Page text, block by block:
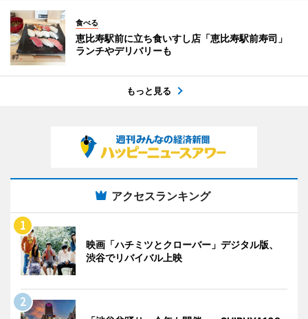
食べる
恵比寿駅前に立ち食いすし店「恵比寿駅前寿司」
ランチやデリバリーも
もっと見る
アクセスランキング
映画「ハチミツとクローバー」デジタル版、
渋谷でリバイバル上映